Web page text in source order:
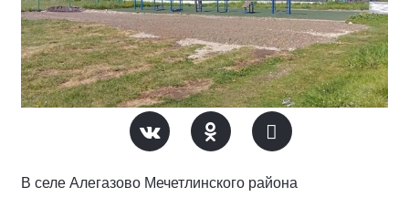
В селе Алегазово Мечетлинского района